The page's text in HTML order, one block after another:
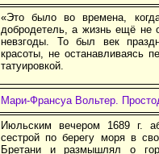
«Это было во времена,
добродетель, а жизнь ещё не
невзгоды. То был век
красоты, не останавливаясь
татуировкой.
Мари-Франсуа Вольтер.
Июльским вечером 1689 г.
сестрой по берегу моря в
Бретани и размышлял о